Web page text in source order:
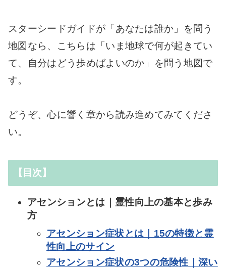
スターシードガイドが「あなたは誰か」を問う
地図なら、こちらは「いま地球で何が起きてい
て、自分はどう歩めばよいのか」を問う地図で
す。
どうぞ、心に響く章から読み進めてみてくださ
い。
【目次】
アセンションとは｜霊性向上の基本と歩み
方
アセンション症状とは｜15の特徴と霊
性向上のサイン
アセンション症状の3つの危険性｜深い